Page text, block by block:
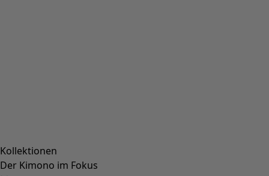
Kollektionen
Der Kimono im Fokus